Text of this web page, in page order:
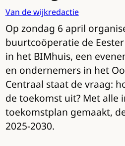
Van de wijkredactie
Op zondag 6 april
buurtcoöperatie de
in het BIMhuis, een
en ondernemers in het
Centraal staat de vraag:
de toekomst uit? Met alle
toekomstplan gemaakt,
2025-2030.